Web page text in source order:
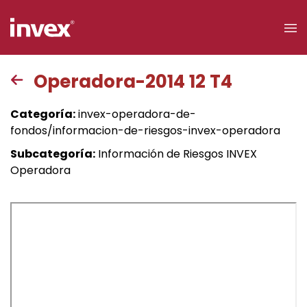
Acceso a
clientes
Buscar
Operadora-2014 12 T4
Categoría:invex-operadora-de-
fondos/informacion-de-riesgos-invex-operadora
Subcategoría: Información de Riesgos INVEX
Operadora